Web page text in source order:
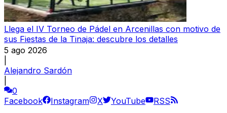
Llega el IV Torneo de Pádel en Arcenillas con motivo de
sus Fiestas de la Tinaja: descubre los detalles
5 ago 2026
Alejandro Sardón
0
Facebook
Instagram X YouTube
RSS